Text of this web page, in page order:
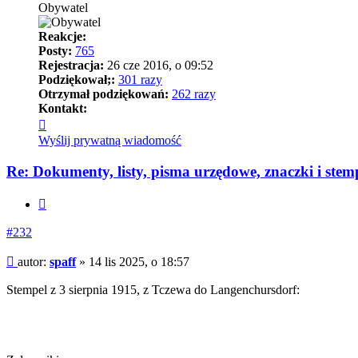
Obywatel
Reakcje:
Posty: 765
Rejestracja: 26 cze 2016, o 09:52
Podziękował;: 301 razy
Otrzymał podziękowań: 262 razy
Kontakt:
się
z
spaff
Wyślij prywatną wiadomość
Re: Dokumenty, listy, pisma urzędowe, znaczki i
#232
Post
autor: spaff» 14 lis 2025, o 18:57
Stempel z 3 sierpnia 1915, z Tczewa do Langenchursdorf: